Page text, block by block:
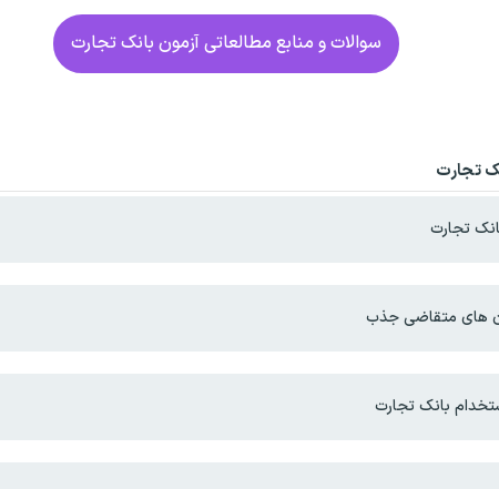
سوالات و منابع مطالعاتی آزمون بانک تجارت
تجارت
تجارت
های متقاضی جذب
بانک تجارت